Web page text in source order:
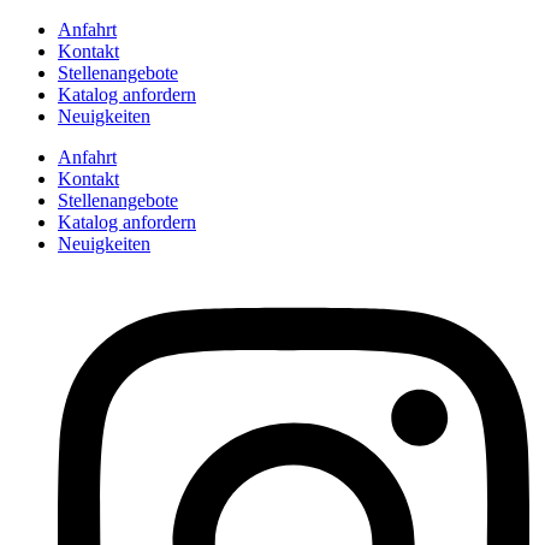
Anfahrt
Kontakt
Stellenangebote
Katalog anfordern
Neuigkeiten
Anfahrt
Kontakt
Stellenangebote
Katalog anfordern
Neuigkeiten